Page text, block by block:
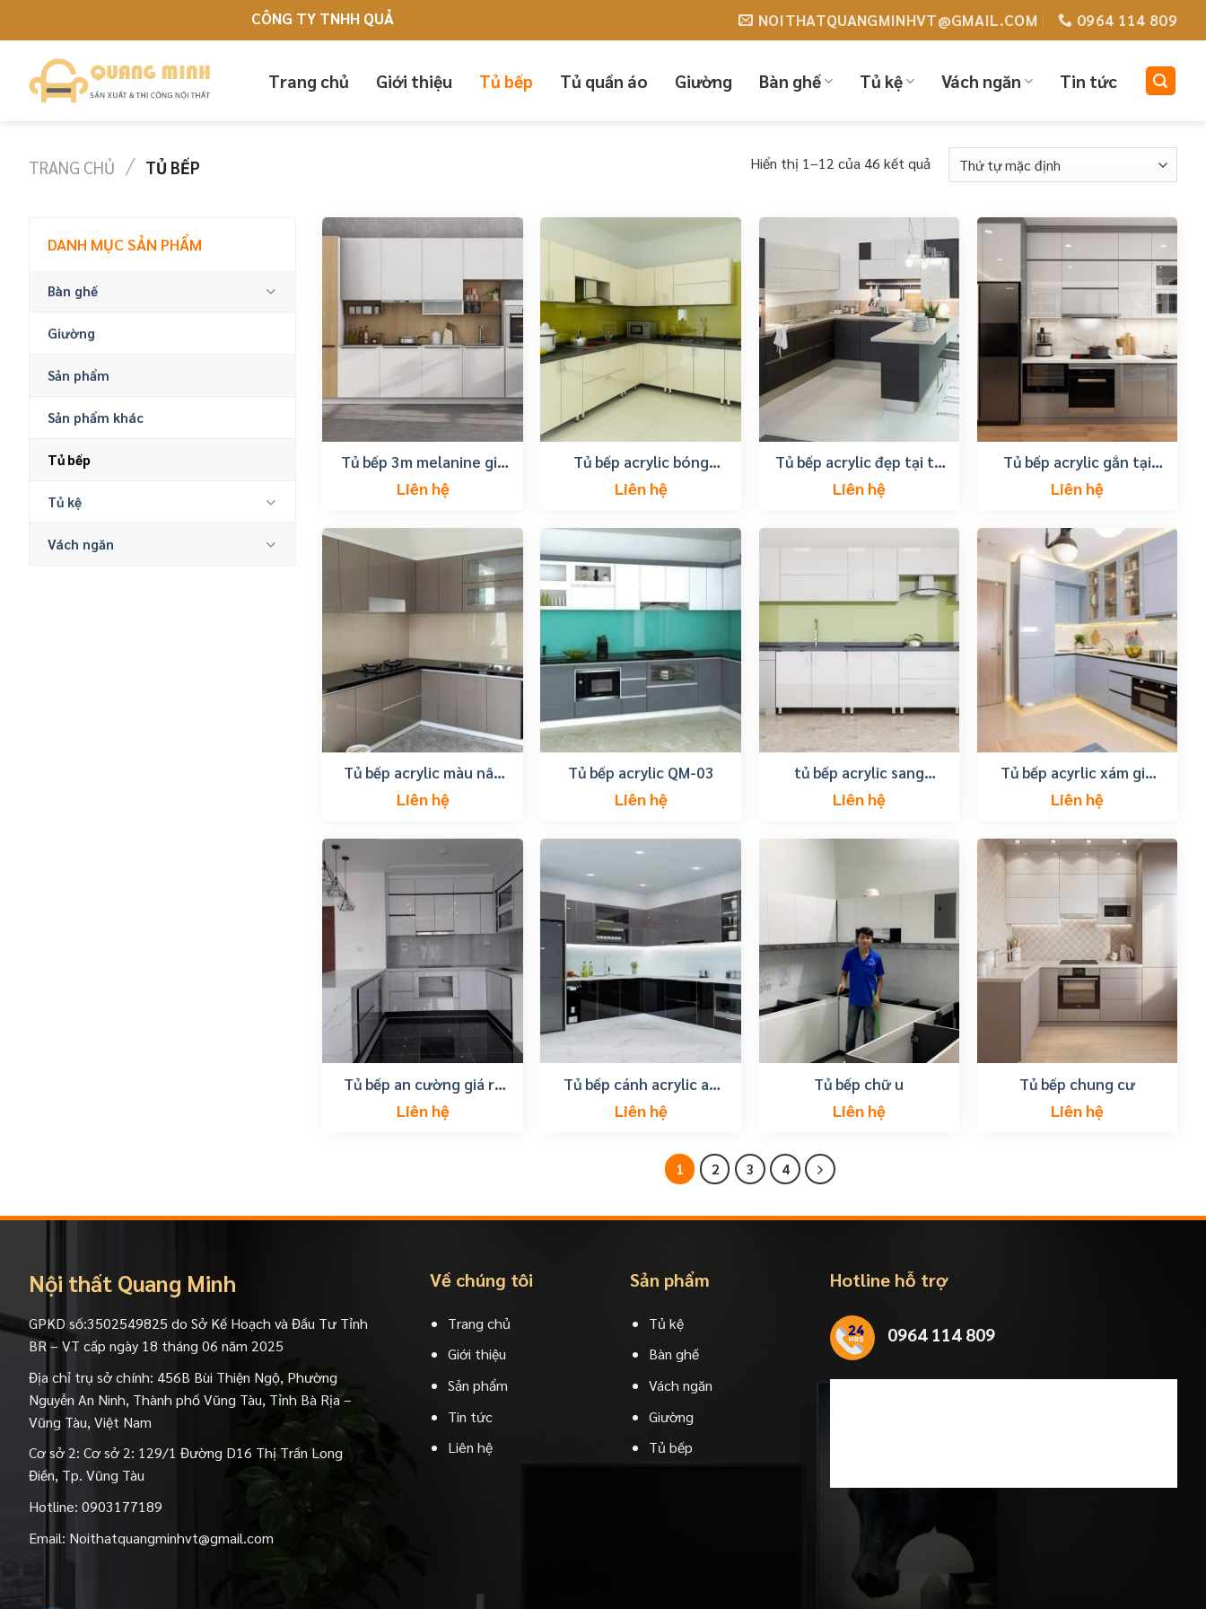
CÔNG TY TNHH QUẢNG CÁO NỘI THẤT QUANG MINH NOITHATQUANGMINHVT@GMAIL.COM 0964 114 809
Trang chủ Giới thiệu Tủ bếp Tủ quần áo Giường Bàn ghế Tủ kệ Vách ngăn Tin tức
TRANG CHỦ / TỦ BẾP Hiển thị 1–12 của 46 kết quả
DANH MỤC SẢN PHẨM
Bàn ghế
Giường
Sản phẩm
Sản phẩm khác
Tủ bếp
Tủ kệ
Vách ngăn
Tủ bếp 3m melanine giá
thành rẻ
Liên hệ
Tủ bếp acrylic bóng
gương an cường giá rẻ
tại tp vũng tàu
Liên hệ
Tủ bếp acrylic đẹp tại tp
vũng tàu
Liên hệ
Tủ bếp acrylic gắn tại
long điền
Liên hệ
Tủ bếp acrylic màu nâu
xám
Liên hệ
Tủ bếp acrylic QM-03
Liên hệ
tủ bếp acrylic sang
trọng, tiện nghi
Liên hệ
Tủ bếp acyrlic xám giá
thành rẻ tại vũng tàu
Liên hệ
Tủ bếp an cường giá rẻ
tại bà rịa
Liên hệ
Tủ bếp cánh acrylic an
cường giá rẻ tại vũng
tàu
Liên hệ
Tủ bếp chữ u
Liên hệ
Tủ bếp chung cư
Liên hệ
1 2 3 4
Nội thất Quang Minh
GPKD số:3502549825 do Sở Kế Hoạch và Đầu Tư Tỉnh
BR – VT cấp ngày 18 tháng 06 năm 2025
Địa chỉ trụ sở chính: 456B Bùi Thiện Ngộ, Phường
Nguyễn An Ninh, Thành phố Vũng Tàu, Tỉnh Bà Rịa –
Vũng Tàu, Việt Nam
Cơ sở 2: Cơ sở 2: 129/1 Đường D16 Thị Trấn Long
Điền, Tp. Vũng Tàu
Hotline: 0903177189
Email: Noithatquangminhvt@gmail.com
Về chúng tôi
Trang chủ
Giới thiệu
Sản phẩm
Tin tức
Liên hệ
Sản phẩm
Tủ kệ
Bàn ghế
Vách ngăn
Giường
Tủ bếp
Hotline hỗ trợ
0964 114 809